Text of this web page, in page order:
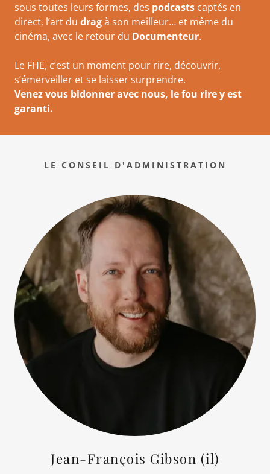
sous toutes leurs formes, des podcasts captés en
direct, l’art du dragà son meilleur… et même du
cinéma, avec le retour du Documenteur.
Le FHE, c’est un moment pour rire, découvrir,
s’émerveiller et se laisser surprendre.
Venez vous bidonner avec nous, le fou rire y est
garanti.
LE CONSEIL D'ADMINISTRATION
Jean-François Gibson (il)